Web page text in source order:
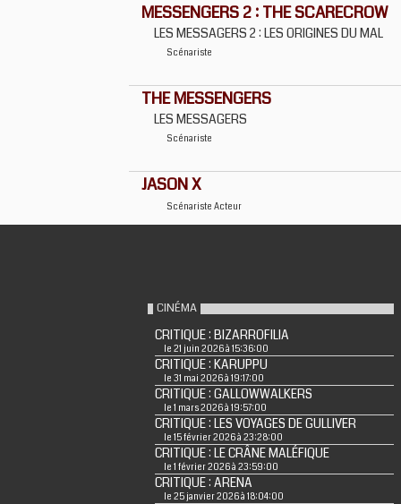
MESSENGERS 2 : THE SCARECROW
LES MESSAGERS 2 : LES ORIGINES DU MAL
Scénariste
THE MESSENGERS
LES MESSAGERS
Scénariste
JASON X
Scénariste Acteur
CINÉMA
CRITIQUE : BIZARROFILIA
le 21 juin 2026 à 15:36:00
CRITIQUE : KARUPPU
le 31 mai 2026 à 19:17:00
CRITIQUE : GALLOWWALKERS
le 1 mars 2026 à 19:57:00
CRITIQUE : LES VOYAGES DE GULLIVER
le 15 février 2026 à 23:28:00
CRITIQUE : LE CRÂNE MALÉFIQUE
le 1 février 2026 à 23:59:00
CRITIQUE : ARENA
le 25 janvier 2026 à 18:04:00